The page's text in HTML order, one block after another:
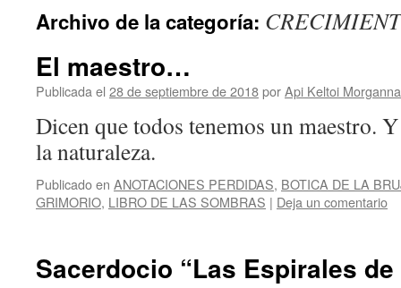
Archivo de la categoría:
El maestro…
Publicada el 28 de septiembre de 2018porApi Keltoi Morganna
Dicen que todos tenemos un maestro.
la naturaleza.
Publicado en ANOTACIONES PERDIDAS, BOTICA DE LA
GRIMORIO, LIBRO DE LAS SOMBRAS | Deja un comentario
Sacerdocio “Las Espirales